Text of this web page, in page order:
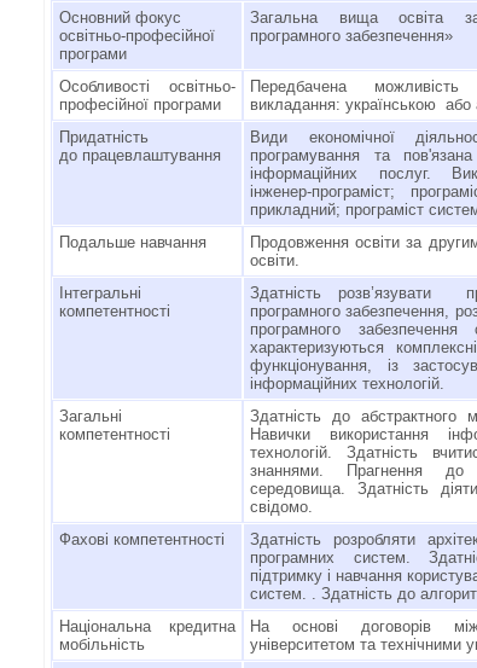
Основний фокус
освітньо-професійної
програми
Загальна вища освіта за
програмного забезпечення»
Особливості освітньо-
професійної програми
Передбачена
викладання: українською або
Придатність
до працевлаштування
Види економічної
програмування та
інформаційних послуг.
інженер-програміст;
прикладний; програміст
Подальше навчання
Продовження освіти за
освіти.
Інтегральні
компетентності
Здатність розв’язувати
програмного забезпечення,
програмного
характеризуються
функціонування, із
інформаційних технологій.
Загальні
компетентності
Здатність до абстрактного
Навички використання
технологій. Здатність
знаннями. Прагнення до
середовища. Здатність
свідомо.
Фахові компетентності
Здатність розробляти
програмних систем.
підтримку і навчання
систем. . Здатність до
Національна кредитна
мобільність
На основі договорів
університетом та технічними